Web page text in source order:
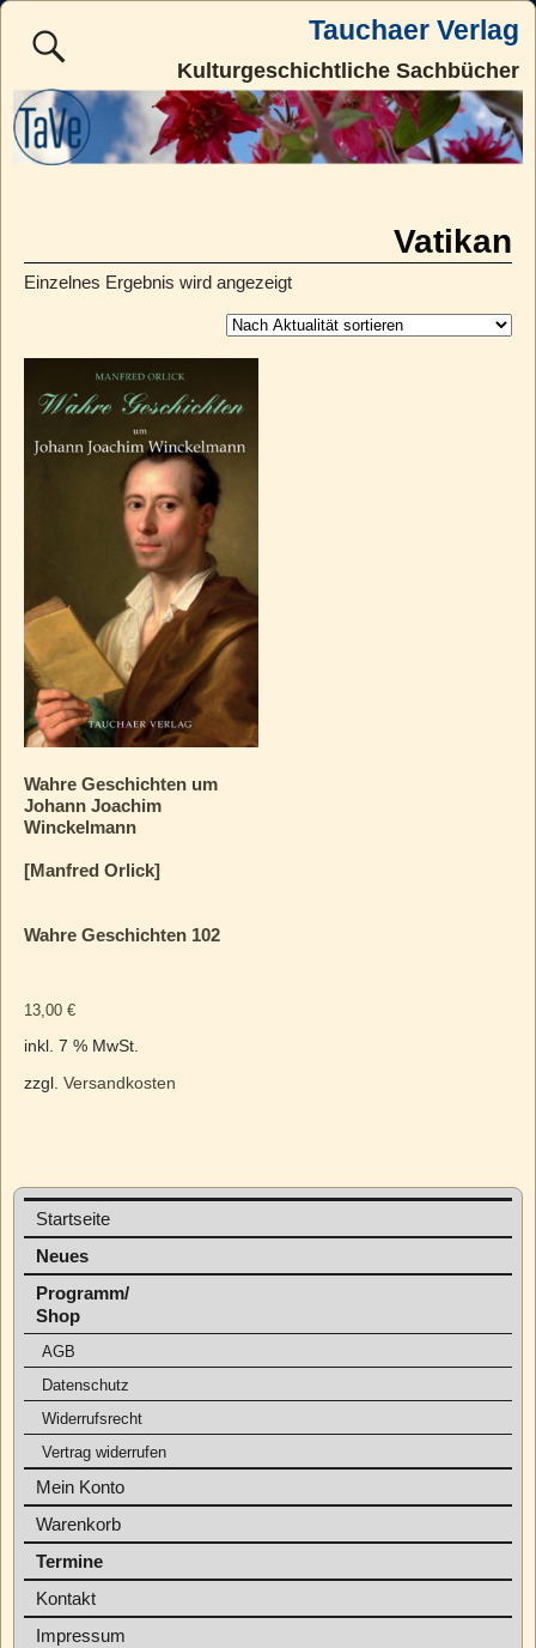
Tauchaer Verlag
Kulturgeschichtliche Sachbücher
Vatikan
Einzelnes Ergebnis wird angezeigt
Wahre Geschichten um
Johann Joachim
Winckelmann
[Manfred Orlick]
Wahre Geschichten 102
13,00 €
inkl. 7 % MwSt.
zzgl. Versandkosten
Startseite
Neues
Programm/
Shop
AGB
Datenschutz
Widerrufsrecht
Vertrag widerrufen
Mein Konto
Warenkorb
Termine
Kontakt
Impressum